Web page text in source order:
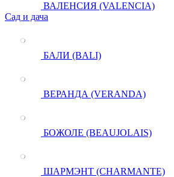
ВАЛЕНСИЯ (VALENCIA)
Сад и дача
БАЛИ (BALI)
ВЕРАНДА (VERANDA)
БОЖОЛЕ (BEAUJOLAIS)
ШАРМЭНТ (CHARMANTE)